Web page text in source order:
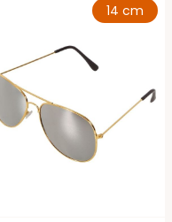
14 cm